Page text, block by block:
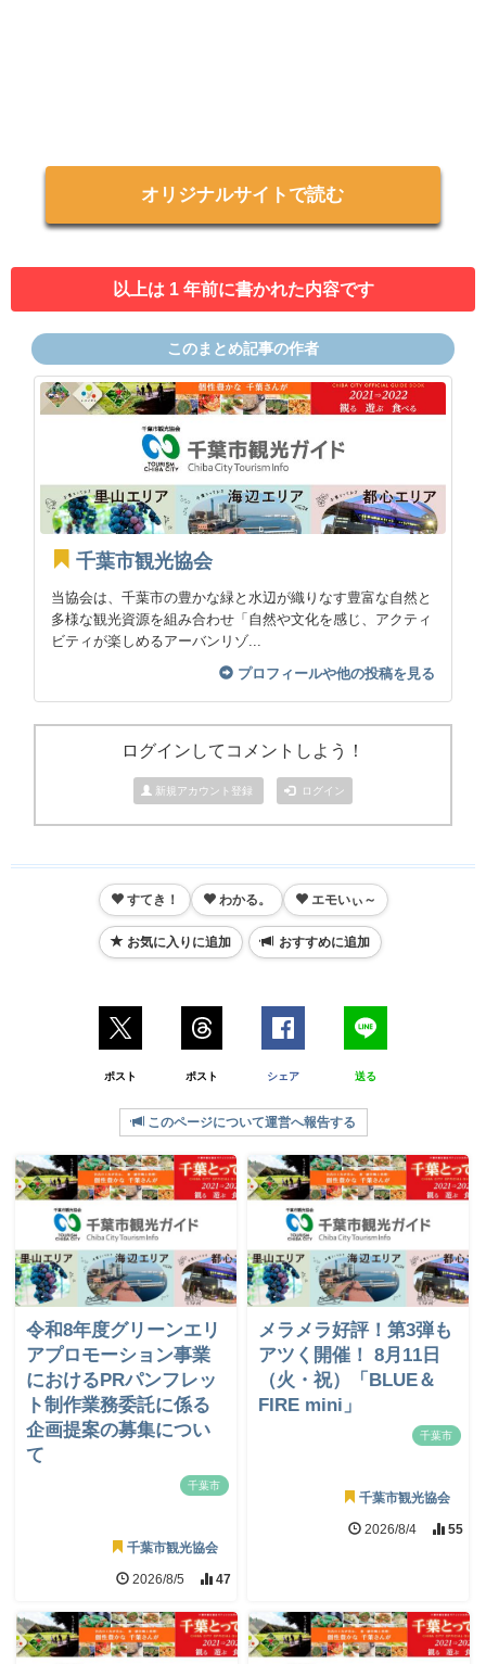
オリジナルサイトで読む
以上は 1 年前に書かれた内容です
このまとめ記事の作者
千葉市観光協会
当協会は、千葉市の豊かな緑と水辺が織りなす豊富な自然と
多様な観光資源を組み合わせ「自然や文化を感じ、アクティ
ビティが楽しめるアーバンリゾ...
プロフィールや他の投稿を見る
ログインしてコメントしよう！
新規アカウント登録 ログイン
すてき！ わかる。 エモいぃ～
お気に入りに追加 おすすめに追加
ポスト ポスト シェア 送る
このページについて運営へ報告する
令和8年度グリーンエリ
アプロモーション事業
におけるPRパンフレッ
ト制作業務委託に係る
企画提案の募集につい
て
千葉市
千葉市観光協会
2026/8/5 47
メラメラ好評！第3弾も
アツく開催！ 8月11日
（火・祝）「BLUE＆
FIRE mini」
千葉市
千葉市観光協会
2026/8/4 55